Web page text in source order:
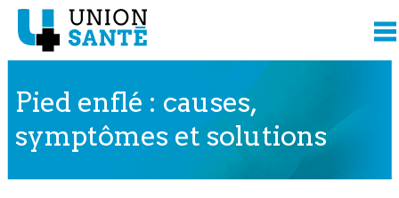
Pied enflé : causes,
symptômes et solutions